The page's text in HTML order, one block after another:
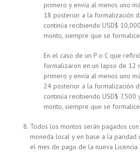
primero y envía al menos uno
18 posterior a la formalización
continúa recibiendo USD$
monto, siempre que se
En el caso de un P o C que
formalizaron en un lapso de 12
primero y envía al menos uno
24 posterior a la formalización
continúa recibiendo USD$ 7,500
monto, siempre que se
Todos los montos serán pagados
moneda local y en base a la paridad
el mes de pago de la nueva